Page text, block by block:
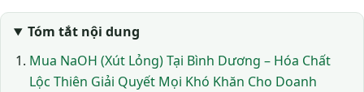
Tóm tắt nội dung
Mua NaOH (Xút Lỏng) Tại Bình Dương – Hóa Chất
Lộc Thiên Giải Quyết Mọi Khó Khăn Cho Doanh